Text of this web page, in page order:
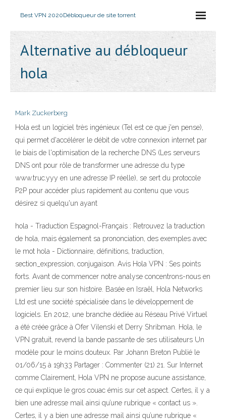
Best VPN 2020Débloqueur de site torrent
Alternative au débloqueur
hola
Mark Zuckerberg
Hola est un logiciel très ingénieux (Tel est ce que j'en pense),
qui permet d'accélérer le débit de votre connexion internet par
le biais de l'optimisation de la recherche DNS (Les serveurs
DNS ont pour rôle de transformer une adresse du type
www.truc.yyy en une adresse IP réelle), se sert du protocole
P2P pour accéder plus rapidement au contenu que vous
désirez si quelqu'un ayant
hola - Traduction Espagnol-Français : Retrouvez la traduction
de hola, mais également sa prononciation, des exemples avec
le mot hola - Dictionnaire, définitions, traduction,
section_expression, conjugaison. Avis Hola VPN : Ses points
forts. Avant de commencer notre analyse concentrons-nous en
premier lieu sur son histoire. Basée en Israël, Hola Networks
Ltd est une société spécialisée dans le développement de
logiciels. En 2012, une branche dédiée au Réseau Privé Virtuel
a été créée grâce à Ofer Vilenski et Derry Shribman. Hola, le
VPN gratuit, revend la bande passante de ses utilisateurs Un
modèle pour le moins douteux. Par Johann Breton Publié le
01/06/15 à 19h33 Partager : Commenter (21) 21. Sur Internet
comme Clairement, Hola VPN ne propose aucune assistance,
ce qui explique le gros couac émis sur cet aspect. Certes, il y a
bien une adresse mail ainsi qu’une rubrique « contact us ».
Certes, il y a bien une adresse mail ainsi qu’une rubrique «